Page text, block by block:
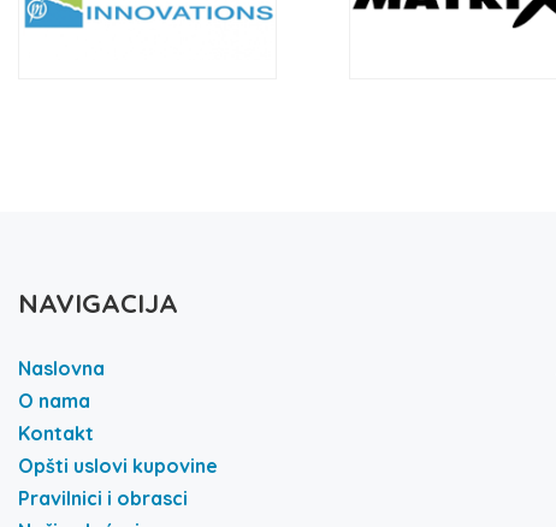
NAVIGACIJA
Naslovna
O nama
Kontakt
Opšti uslovi kupovine
Pravilnici i obrasci